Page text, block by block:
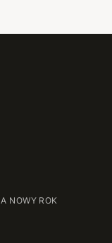
NOWY ROK